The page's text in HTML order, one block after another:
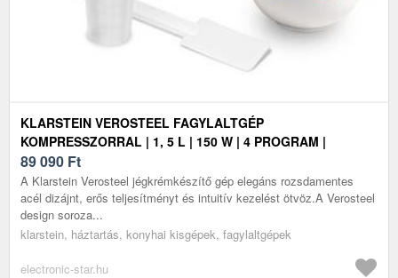
KLARSTEIN VEROSTEEL FAGYLALTGÉP
KOMPRESSZORRAL | 1, 5 L | 150 W | 4 PROGRAM |
ÉRINTŐVEZÉRLÉS
89 090 Ft
A Klarstein Verosteel jégkrémkészítő gép elegáns rozsdamentes
acél dizájnt, erős teljesítményt és intuitív kezelést ötvöz.A Verosteel
design soroza...
klarstein, háztartás, konyhai kisgépek, fagylaltgépek
electronic-star.hu